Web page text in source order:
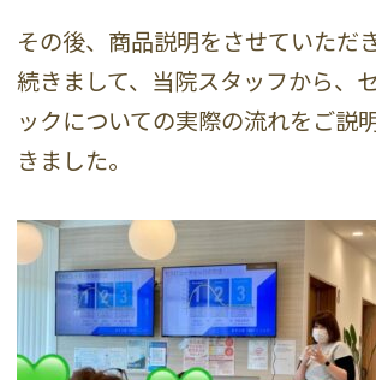
その後、商品説明をさせていただき
続きまして、当院スタッフから、
ックについての実際の流れをご説
きました。